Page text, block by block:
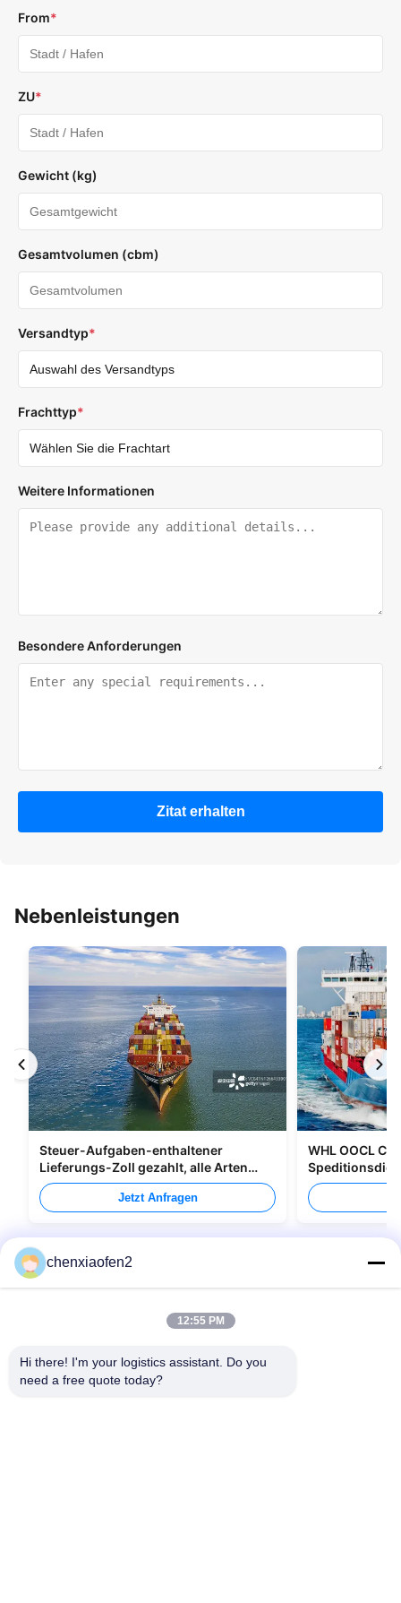
From*
ZU*
Gewicht (kg)
Gesamtvolumen (cbm)
Versandtyp*
Frachttyp*
Weitere Informationen
Besondere Anforderungen
Zitat erhalten
Nebenleistungen
Steuer-Aufgaben-enthaltener
Lieferungs-Zoll gezahlt, alle Arten
Verpacken versendend
Jetzt Anfragen
WHL OOCL
nach Kanada
chenxiaofen2
12:55 PM
Hi there! I'm your logistics assistant. Do you
need a free quote today?